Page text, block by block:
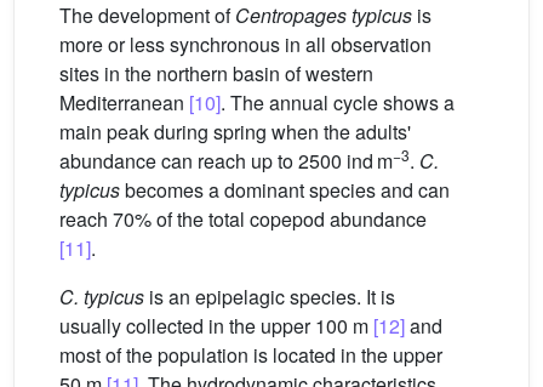
The development ofCentropages typicus is
more or less synchronous in all observation
sites in the northern basin of western
Mediterranean [10]. The annual cycle shows a
main peak during spring when the adults'
abundance can reach up to 2500 ind m−3. C.
typicusbecomes a dominant species and can
reach 70% of the total copepod abundance
[11].
C. typicus is an epipelagic species. It is
usually collected in the upper 100 m [12]and
most of the population is located in the upper